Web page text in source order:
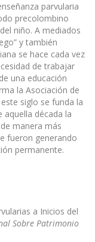
parvularia
precolombino
niño. A mediados
y también
se hace cada vez
de trabajar
una educación
la Asociación de
siglo se funda la
aquella década la
manera más
fueron generando
permanente.
a Inicios del
Sobre Patrimonio